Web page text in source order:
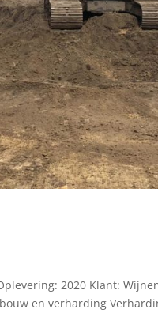
2020 Klant:
en verharding